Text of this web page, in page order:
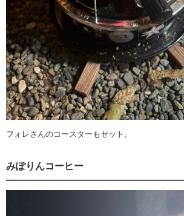
フォレさんのコースターもセット。
みぽりんコーヒー